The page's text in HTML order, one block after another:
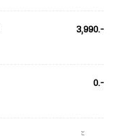
3,990.-
0.-